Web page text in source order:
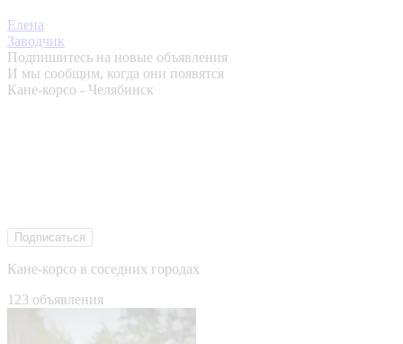
Елена
Заводчик
Подпишитесь на новые объявления
И мы сообщим, когда они появятся
Кане-корсо - Челябинск
Подписаться
Кане-корсо в соседних городах
123 объявления